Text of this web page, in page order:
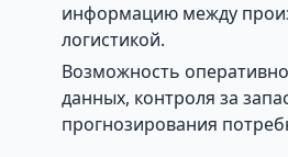
информацию между
логистикой.
Возможность
данных, контроля за
прогнозирования